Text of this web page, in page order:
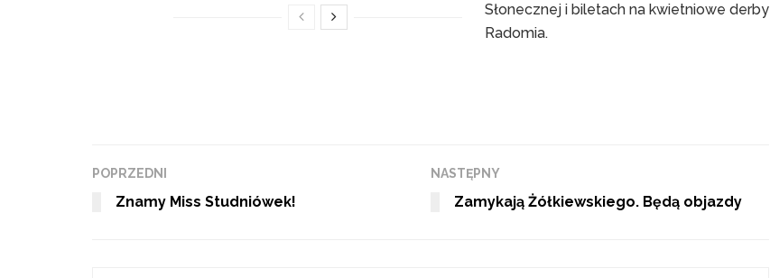
Słonecznej i biletach na kwietniowe derby
Radomia.
POPRZEDNI
Znamy Miss Studniówek!
NASTĘPNY
Zamykają Żółkiewskiego. Będą objazdy